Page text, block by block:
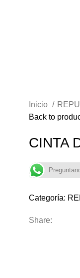
Inicio
Back to
CINTA
Categoría:
Share: